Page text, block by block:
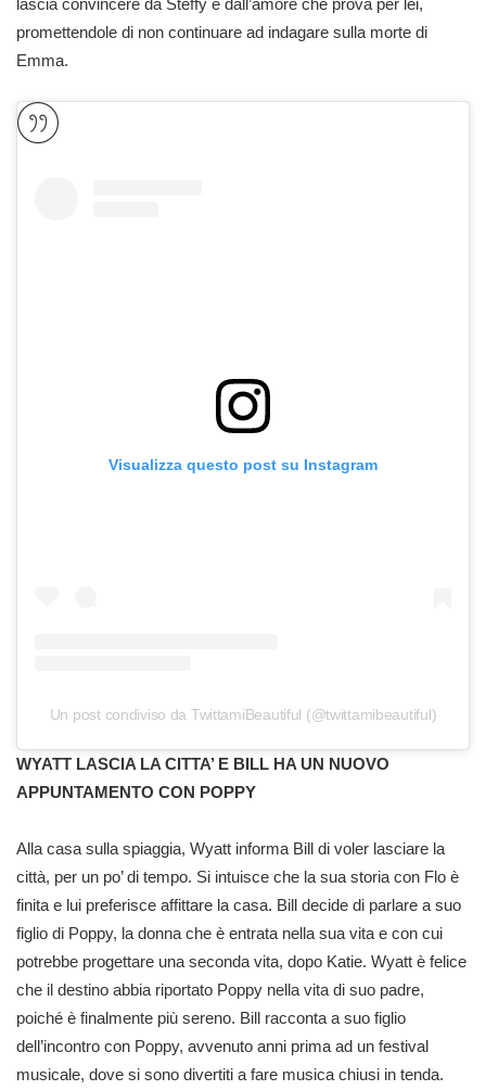
promettendole di non continuare ad indagare sulla morte di
Emma.
Visualizza questo post su Instagram
Un post condiviso da TwittamiBeautiful (@twittamibeautiful)
WYATT LASCIA LA CITTA’ E BILL HA UN NUOVO
APPUNTAMENTO CON POPPY
Alla casa sulla spiaggia, Wyatt informa Bill di voler lasciare la
città, per un po’ di tempo. Si intuisce che la sua storia con Flo è
finita e lui preferisce affittare la casa. Bill decide di parlare a suo
figlio di Poppy, la donna che è entrata nella sua vita e con cui
potrebbe progettare una seconda vita, dopo Katie. Wyatt è felice
che il destino abbia riportato Poppy nella vita di suo padre,
poiché è finalmente più sereno. Bill racconta a suo figlio
dell’incontro con Poppy, avvenuto anni prima ad un festival
musicale, dove si sono divertiti a fare musica chiusi in tenda.